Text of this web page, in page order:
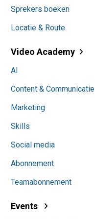
Sprekers boeken
Locatie & Route
Video Academy
AI
Content & Communicatie
Marketing
Skills
Social media
Abonnement
Teamabonnement
Events